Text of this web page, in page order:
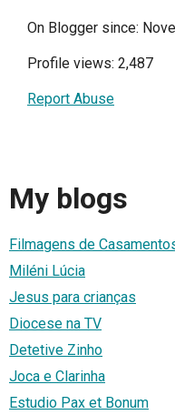
On Blogger since:
Profile views: 2,487
Report Abuse
My blogs
Filmagens de
Miléni Lúcia
Jesus para crianças
Diocese na TV
Detetive Zinho
Joca e Clarinha
Estudio Pax et Bonum